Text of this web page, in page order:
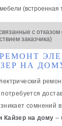
(встроенная
с отказом
заказчика)
НА
сомнений
Кайзер на дому –